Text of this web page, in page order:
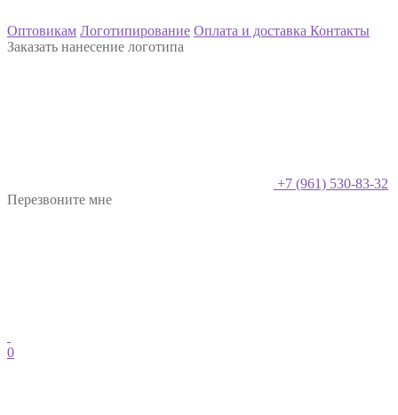
Оптовикам Логотипирование Оплата и доставка Контакты
Заказать нанесение логотипа
+7 (961) 530-83-32
Перезвоните мне
0